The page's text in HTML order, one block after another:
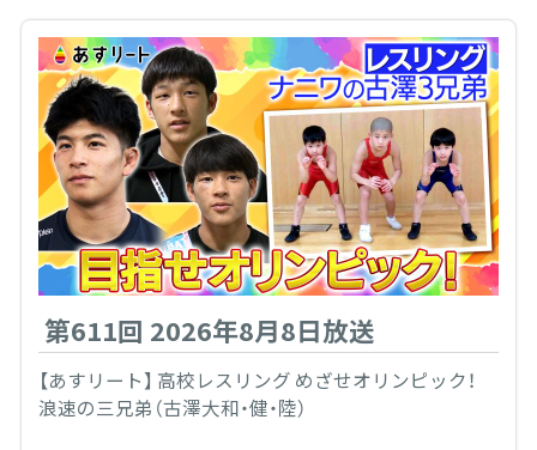
第611回 2026年8月8日放送
【あすリート】 高校レスリング めざせオリンピック！
浪速の三兄弟（古澤大和・健・陸）